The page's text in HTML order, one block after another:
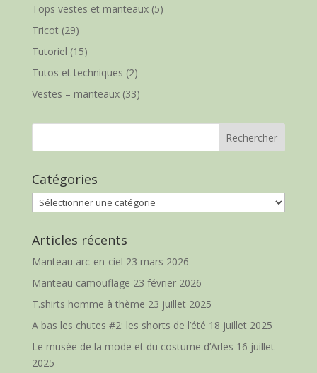
Tops vestes et manteaux(5)
Tricot(29)
Tutoriel (15)
Tutos et techniques (2)
Vestes – manteaux(33)
Catégories
Catégories
Articles récents
Manteau arc-en-ciel 23 mars 2026
Manteau camouflage 23 février 2026
T.shirts homme à thème 23 juillet 2025
A bas les chutes #2: les shorts de l’été 18 juillet 2025
Le musée de la mode et du costume d’Arles 16 juillet
2025